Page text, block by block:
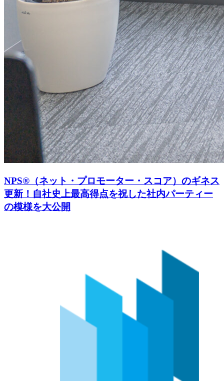
NPS®（ネット・プロモーター・スコア）のギネス
更新！自社史上最高得点を祝した社内パーティー
の模様を大公開